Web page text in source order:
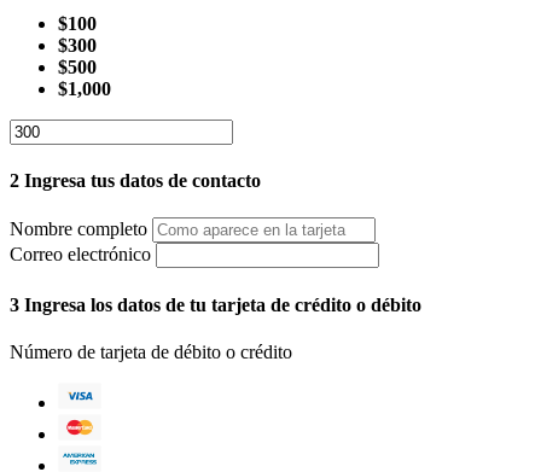
$100
$300
$500
$1,000
2 Ingresa tus datos de contacto
Nombre completo
Correo electrónico
3 Ingresa los datos de tu tarjeta de crédito o débito
Número de tarjeta de débito o crédito